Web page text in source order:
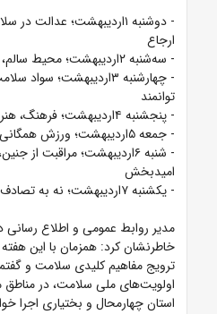
- دوشنبه ۱اردیبهشت؛ عدالت
ارجاع
- سه‌شنبه ۲اردیبهشت؛ محیط سالم، جامعه سالم با مشارکت مردم
- چهارشنبه ۳اردیبهشت؛
توانمند
- پنجشنبه ۴اردیبهشت؛ فرهنگ، هنر، رسانه و سلامت
- جمعه ۵اردیبهشت؛ ورزش همگانی، سلامت همگانی
- شنبه ۶اردیبهشت؛ مراقبت از
امیدبخش
- یکشنبه ۷اردیبهشت؛ نه به تصادف، آری به زندگانی
مدیر روابط عمومی و اطلاع رسانی
خاطرنشان کرد: همزمان با این هفته
ترویج مفاهیم کلیدی سلامت و
اولویت‌های ملی سلامت، در
استان چهارمحال و بختیاری اجرا